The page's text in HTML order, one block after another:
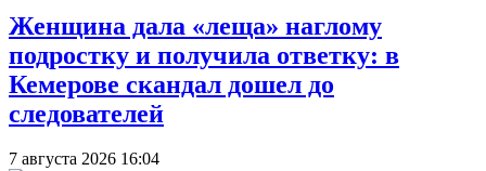
Женщина дала «леща» наглому
подростку и получила ответку: в
Кемерове скандал дошел до
следователей
7 августа 2026 16:04